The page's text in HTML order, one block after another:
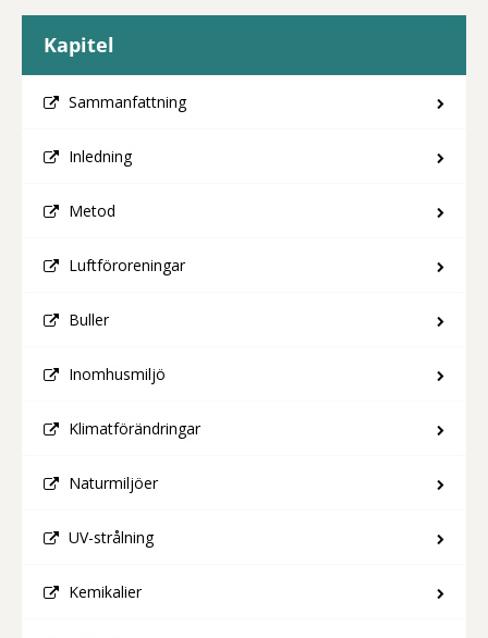
Kapitel
Sammanfattning
Inledning
Metod
Luftföroreningar
Buller
Inomhusmiljö
Klimatförändringar
Naturmiljöer
UV-strålning
Kemikalier